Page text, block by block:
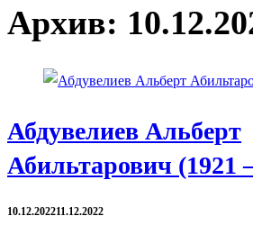
Архив:
Абдувелиев Альберт
Абильтарович (1921
10.12.202211.12.2022